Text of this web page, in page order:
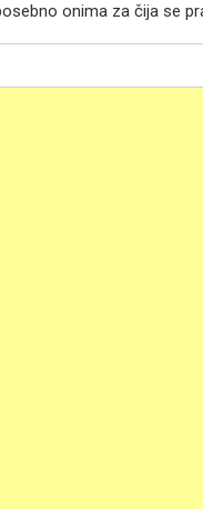
onima za čija se